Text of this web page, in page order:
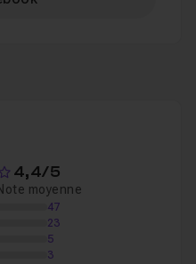
4,4/5
moyenne
47
23
5
3